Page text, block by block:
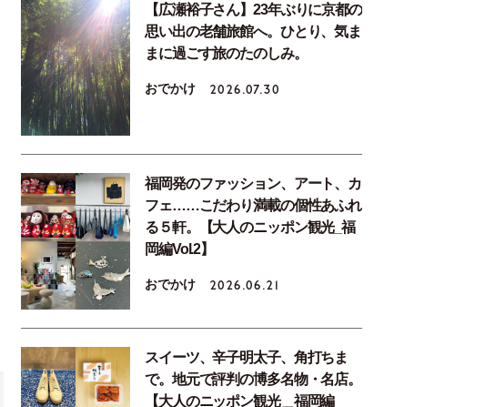
【広瀬裕子さん】23年ぶりに京都の
思い出の老舗旅館へ。ひとり、気ま
まに過ごす旅のたのしみ。
おでかけ 2026.07.30
福岡発のファッション、アート、カ
フェ……こだわり満載の個性あふれ
る５軒。【大人のニッポン観光_福
岡編Vol.2】
おでかけ 2026.06.21
スイーツ、辛子明太子、角打ちま
で。地元で評判の博多名物・名店。
【大人のニッポン観光＿福岡編